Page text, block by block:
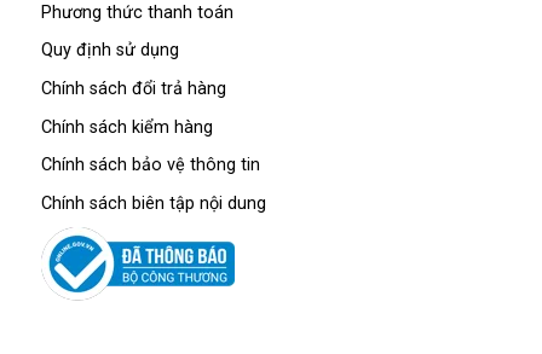
Phương thức thanh toán
Quy định sử dụng
Chính sách đổi trả hàng
Chính sách kiểm hàng
Chính sách bảo vệ thông tin
Chính sách biên tập nội dung